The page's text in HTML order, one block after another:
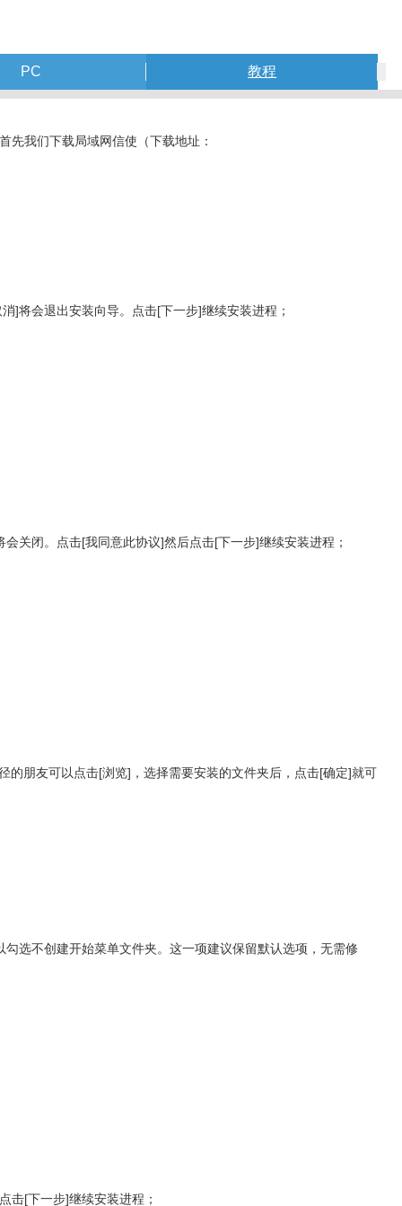
PC 教程
先我们下载局域网信使（下载地址：
]将会退出安装向导。点击[下一步]继续安装进程；
关闭。点击[我同意此协议]然后点击[下一步]继续安装进程；
朋友可以点击[浏览]，选择需要安装的文件夹后，点击[确定]就可
选不创建开始菜单文件夹。这一项建议保留默认选项，无需修
击[下一步]继续安装进程；